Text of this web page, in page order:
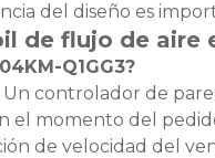
del diseño es
de flujo de aire
Q1GG3?
controlador de
el momento del
de velocidad del